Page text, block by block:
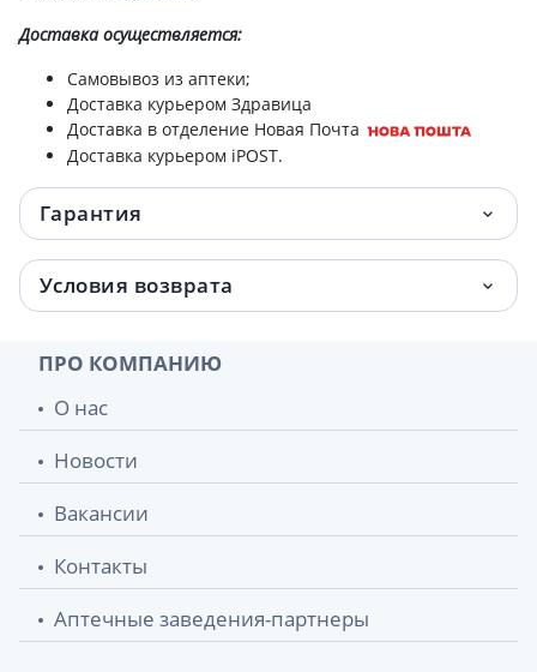
Доставкаосуществляется:
Самовывоз из аптеки;
Доставка курьером Здравица
Доставка в отделение Новая Почта
Доставка курьером iPOST.
Гарантия
Условия возврата
ПРО КОМПАНИЮ
О нас
Новости
Вакансии
Контакты
Аптечные заведения-партнеры